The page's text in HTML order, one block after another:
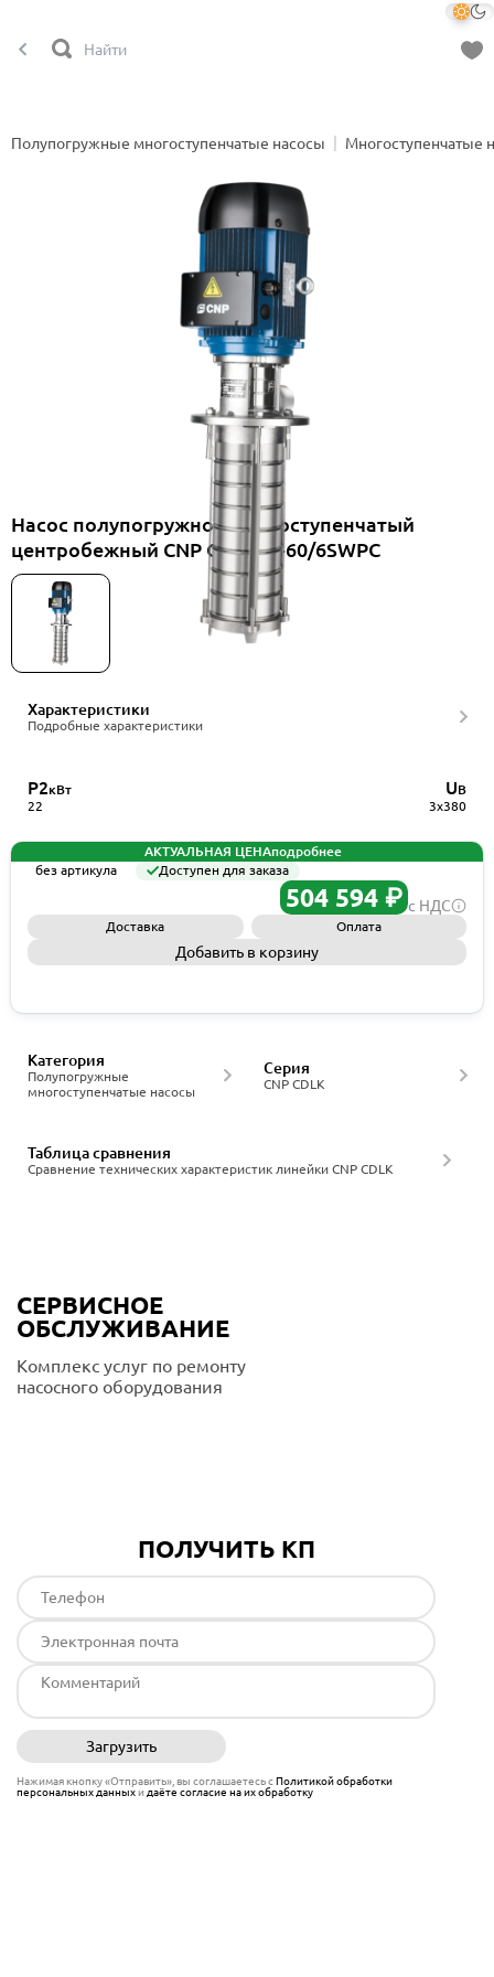
Полупогружные многоступенчатые насосы Многоступенчатые
Насос полупогружной многоступенчатый
центробежный CNP CDLK42-60/6SWPC
Характеристики
Подробные характеристики
P2кВт
22
UВ
3x380
АКТУАЛЬНАЯ ЦЕНАподробнее
без артикула
Доступен для заказа
504 594 ₽ с НДС
Доставка Оплата
Добавить в корзину
Полупогружные
многоступенчатые насосы
Категория
CNP CDLK
Серия
Сравнение технических характеристик линейки CNP CDLK
Таблица сравнения
СЕРВИСНОЕ
ОБСЛУЖИВАНИЕ
Комплекс услуг по ремонту
насосного оборудования
ПОЛУЧИТЬ КП
Загрузить
Нажимая кнопку «Отправить», вы соглашаетесь сПолитикой обработки
персональных данныхи даёте согласие на их обработку